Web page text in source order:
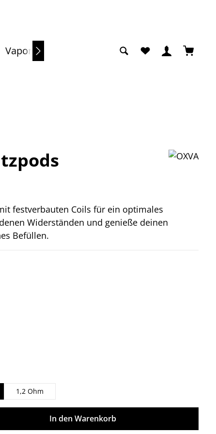
Vaporizer Du hast 0 Produkte
festverbauten Coils für ein optimales
Widerständen und genieße deinen
Befüllen.
5 Sternen
1,2 Ohm
Wert ein oder benutze die
In den Warenkorb